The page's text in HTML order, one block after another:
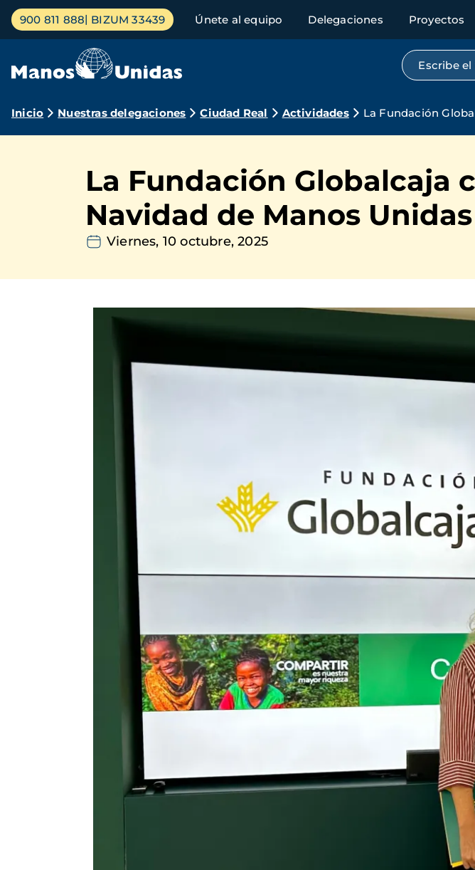
Pasar
contenido
Menú
principal
900 811 888 BIZUM 33439 Únete al equipo Delegaciones Proyectos
Ruta
navegación
Inicio Nuestras delegaciones Ciudad Real Actividades La Fundación
La Fundación Globalcaja
Navidad de Manos Unidas
Viernes, 10 octubre, 2025